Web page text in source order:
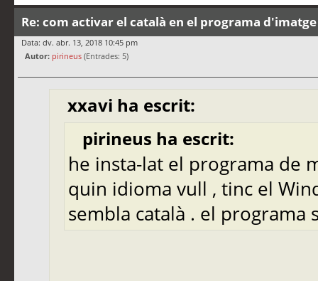
Re: com activar el català en el programa
Data: dv. abr. 13, 2018 10:45 pm
Autor: pirineus (Entrades: 5)
xxavi ha escrit:
pirineus ha escrit:
he insta-lat el programa de
quin idioma vull , tinc el
sembla català . el programa